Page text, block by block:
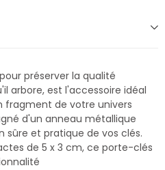
préserver la qualité
arbore, est l'accessoire idéal
fragment de votre univers
d'un anneau métallique
sûre et pratique de vos clés.
de 5 x 3 cm, ce porte-clés